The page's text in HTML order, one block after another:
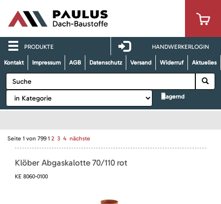
PRODUKTE HANDWERKERLOGIN
Kontakt Impressum AGB Datenschutz Versand Widerruf Aktuelles
lagernd
Seite 1 von 799 1 2 3 4 nächste
Klöber Abgaskalotte 70/110 rot
KE 8060-0100